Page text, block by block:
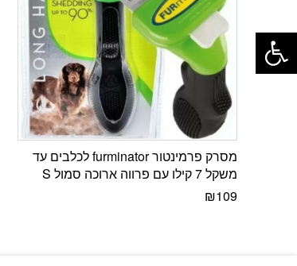
מסרק פרמינטור furminator לכלבים עד
משקל 7 קילו עם פרווה ארוכה סמול S
₪109
פתח סרגל נגישות